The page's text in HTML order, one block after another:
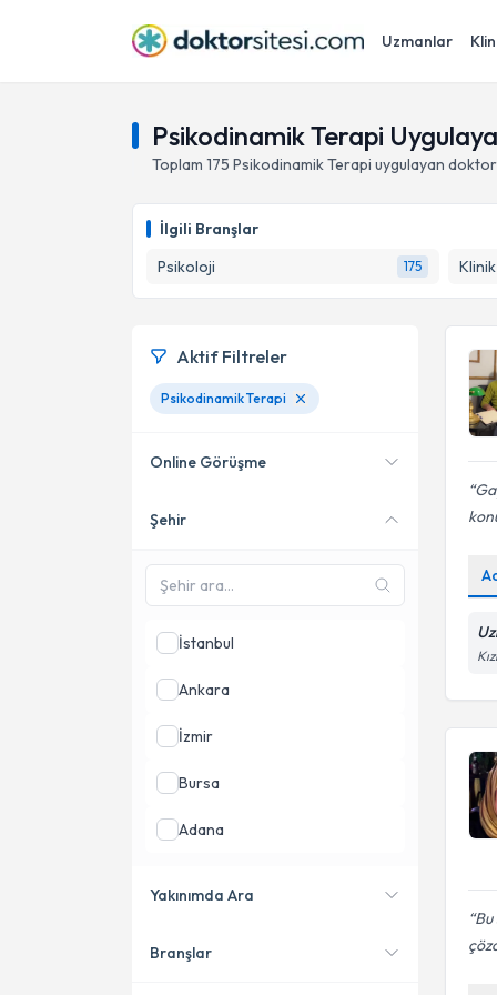
Uzmanlar
Psikodinamik Terapi
Toplam 175 Psikodinamik Terapi uygulayan
İlgili Branşlar
Psikoloji
175
Aktif Filtreler
Psikodinamik Terapi
Online Görüşme
Online danışmanlık sunan
Şehir
İstanbul
Ankara
İzmir
Bursa
Adana
Yakınımda Ara
Konumuma yakın uzmanları
Branşlar